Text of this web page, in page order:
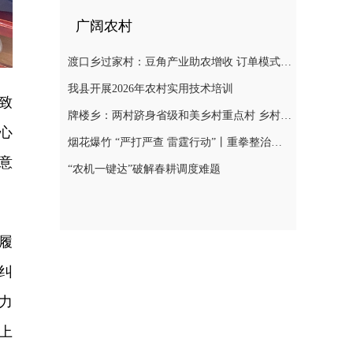
广阔农村
渡口乡过家村：豆角产业助农增收 订单模式铺就致富路
我县开展2026年农村实用技术培训
牌楼乡：两村跻身省级和美乡村重点村 乡村振兴迎来“加速跑”
烟花爆竹 “严打严查 雷霆行动”丨重拳整治非法储存烟花爆竹 筑牢辖区安全防线
“农机一键达”破解春耕调度难题